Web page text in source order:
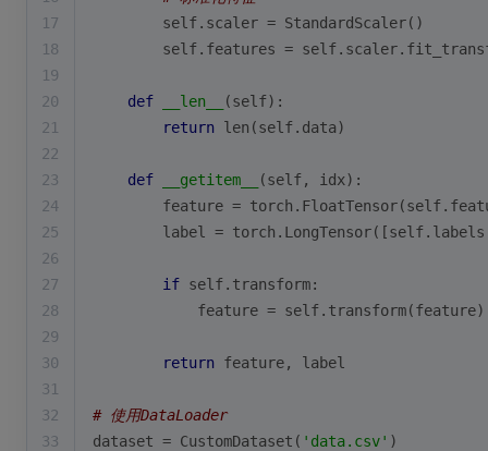
17
        self.scaler = StandardScaler()
18
self.features =
19
20
def __len__ (self):
21
return len (self.data)
22
23
def __getitem__ (self, idx):
24
feature =
25
label =
26
27
if self.transform:
28
            feature = self.transform(feature)
29
30
return feature, label
31
32
# 使用DataLoader
33
dataset = CustomDataset( 'data.csv' )